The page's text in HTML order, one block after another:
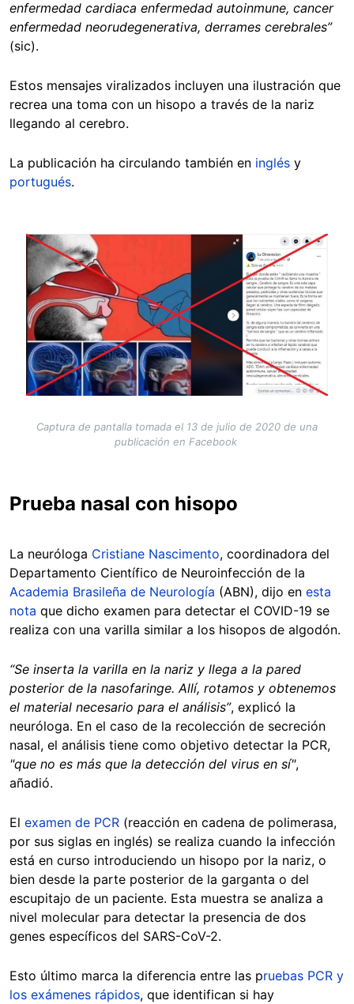
enfermedad cardiaca enfermedad autoinmune, cancer
enfermedad neorudegenerativa, derrames cerebrales”
(sic).
Estos mensajes viralizados incluyen una ilustración que
recrea una toma con un hisopo a través de la nariz
llegando al cerebro.
La publicación ha circulando también en inglés y
portugués.
Image
Captura de pantalla tomada el 13 de julio de 2020 de una
publicación en Facebook
Prueba nasal con hisopo
La neuróloga Cristiane Nascimento, coordinadora del
Departamento Científico de Neuroinfección de la
Academia Brasileña de Neurología (ABN), dijo en esta
nota que dicho examen para detectar el COVID-19 se
realiza con una varilla similar a los hisopos de algodón.
“Se inserta la varilla en la nariz y llega a la pared
posterior de la nasofaringe. Allí, rotamos y obtenemos
el material necesario para el análisis”, explicó la
neuróloga. En el caso de la recolección de secreción
nasal, el análisis tiene como objetivo detectar la PCR,
"que no es más que la detección del virus en sí",
añadió.
El examen de PCR (reacción en cadena de polimerasa,
por sus siglas en inglés) se realiza cuando la infección
está en curso introduciendo un hisopo por la nariz, o
bien desde la parte posterior de la garganta o del
escupitajo de un paciente. Esta muestra se analiza a
nivel molecular para detectar la presencia de dos
genes específicos del SARS-CoV-2.
Esto último marca la diferencia entre las pruebas PCR y
los exámenes rápidos, que identifican si hay